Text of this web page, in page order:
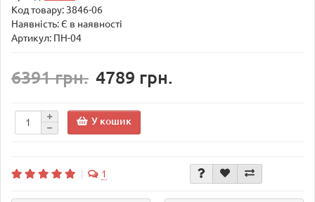
Код товару: 3846-06
Наявність: Є в наявності
Артикул: ПН-04
6391 грн. 4789 грн.
У кошик
1